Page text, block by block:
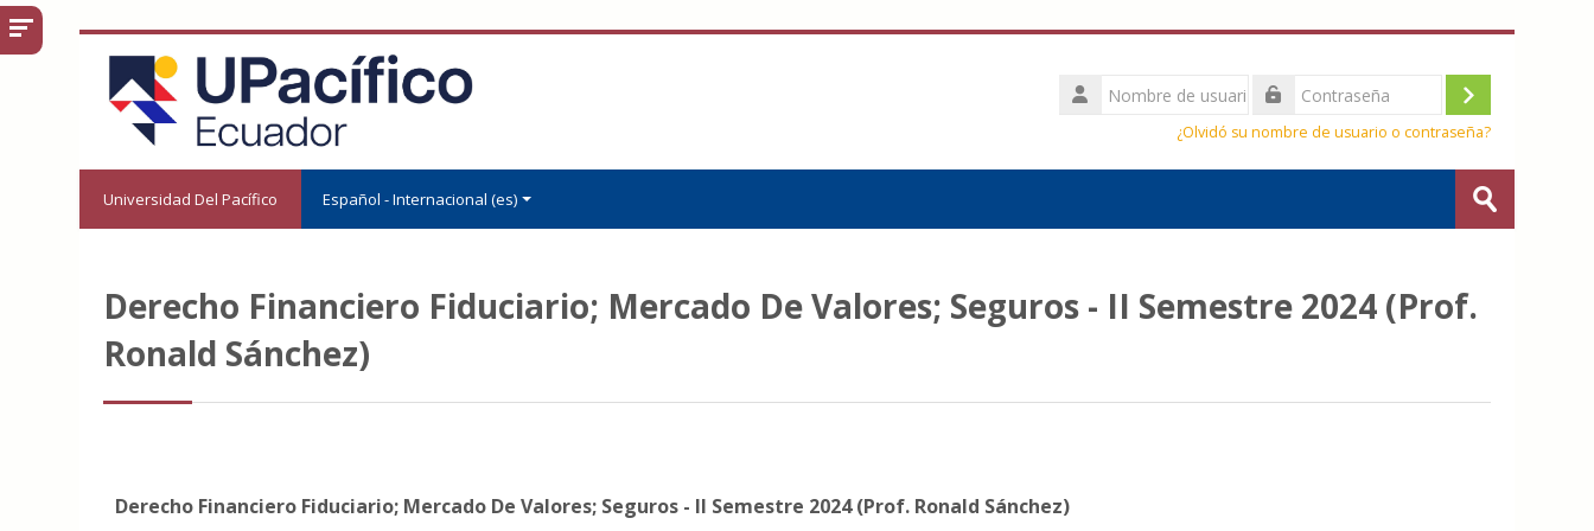
Salta al contenido principal
Nombre
de
Acceder
¿Olvidó su nombre de usuario o contraseña?
Universidad Del Pacífico Español - Internacional ‎(es)‎ Enviar
Derecho Financiero Fiduciario; Mercado De Valores; Seguros - II Semestre 2024 (Prof.
Ronald Sánchez)
Derecho Financiero Fiduciario; Mercado De Valores; Seguros - II Semestre 2024 (Prof. Ronald Sánchez)